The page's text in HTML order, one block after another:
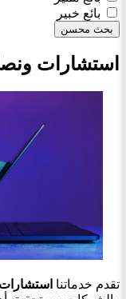
بائع خبير
بحث محسن
استشارات
تقدم خدماتنا استشارات